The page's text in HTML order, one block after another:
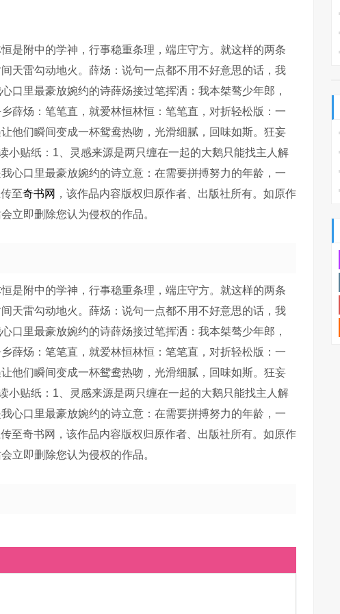
是附中的学神，行事稳重条理，端庄守方。就这样的两条
天雷勾动地火。薛炀：说句一点都不用不好意思的话，我
口里最豪放婉约的诗薛炀接过笔挥洒：我本桀骜少年郎，
薛炀：笔笔直，就爱林恒林恒：笔笔直，对折轻松版：一
他们瞬间变成一杯鸳鸯热吻，光滑细腻，回味如斯。狂妄
小贴纸：1、灵感来源是两只缠在一起的大鹅只能找主人解
心口里最豪放婉约的诗立意：在需要拼搏努力的年龄，一
至奇书网 ，该作品内容版权归原作者、出版社所有。如原作
立即删除您认为侵权的作品。
是附中的学神，行事稳重条理，端庄守方。就这样的两条
天雷勾动地火。薛炀：说句一点都不用不好意思的话，我
口里最豪放婉约的诗薛炀接过笔挥洒：我本桀骜少年郎，
薛炀：笔笔直，就爱林恒林恒：笔笔直，对折轻松版：一
他们瞬间变成一杯鸳鸯热吻，光滑细腻，回味如斯。狂妄
小贴纸：1、灵感来源是两只缠在一起的大鹅只能找主人解
心口里最豪放婉约的诗立意：在需要拼搏努力的年龄，一
至奇书网，该作品内容版权归原作者、出版社所有。如原作
立即删除您认为侵权的作品。